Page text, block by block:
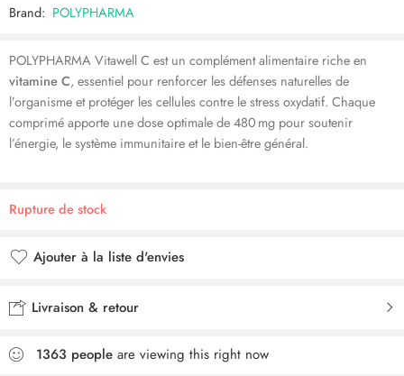
Brand: POLYPHARMA
POLYPHARMA Vitawell C est un complément alimentaire riche en
vitamine C, essentiel pour renforcer les défenses naturelles de
l’organisme et protéger les cellules contre le stress oxydatif. Chaque
comprimé apporte une dose optimale de 480 mg pour soutenir
l’énergie, le système immunitaire et le bien-être général.
Rupture de stock
Ajouter à la liste d'envies
Livraison & retour
1363 people are viewing this right now